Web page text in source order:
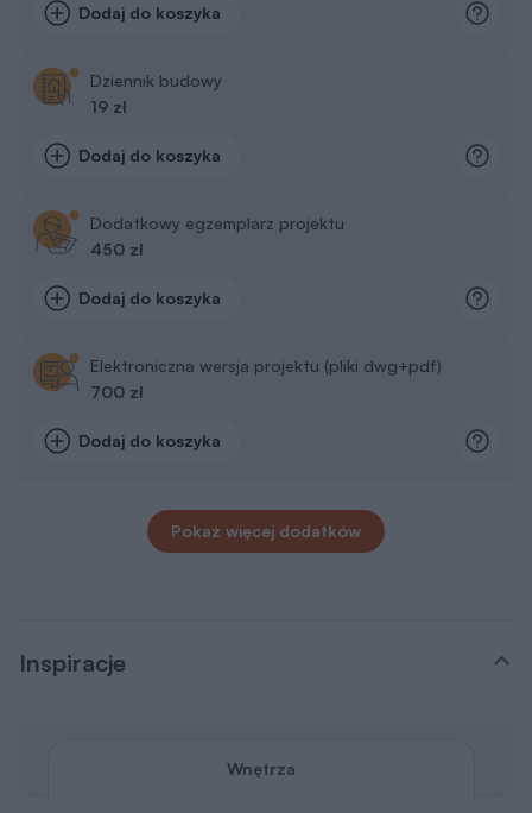
Dodaj do koszyka
Dziennik budowy
19 zł
Dodaj do koszyka
Dodatkowy egzemplarz projektu
450 zł
Dodaj do koszyka
Elektroniczna wersja projektu (pliki dwg+pdf)
700 zł
Dodaj do koszyka
Pokaż więcej dodatków
Inspiracje
Wnętrza